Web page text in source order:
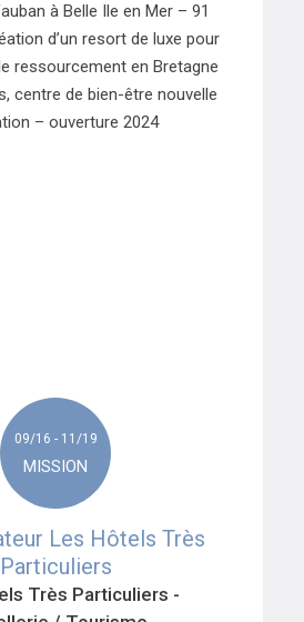
à Belle Ile en Mer – 91
d’un resort de luxe pour
ressourcement en Bretagne
centre de bien-être nouvelle
– ouverture 2024
09/16 - 11/19
MISSION
Les Hôtels Très
Particuliers
Très Particuliers -